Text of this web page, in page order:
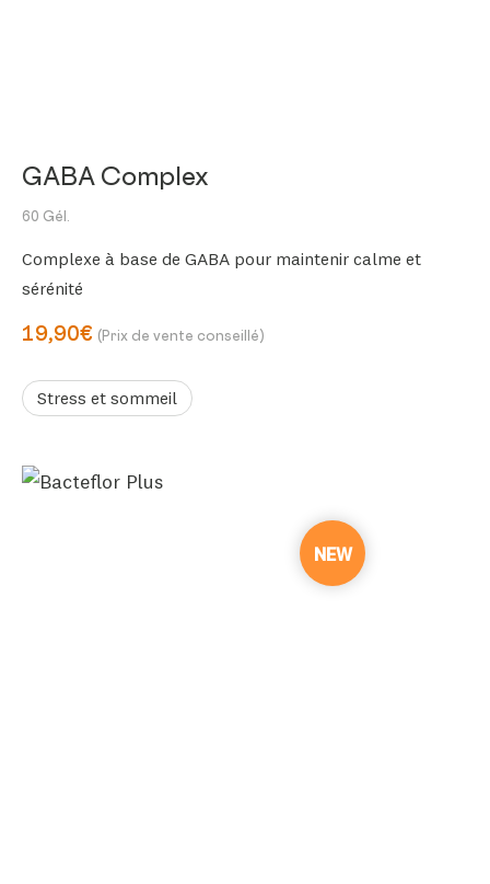
GABA Complex
60 Gél.
Complexe à base de GABA pour maintenir calme et
sérénité
19,90€ (Prix de vente conseillé)
Stress et sommeil
NEW